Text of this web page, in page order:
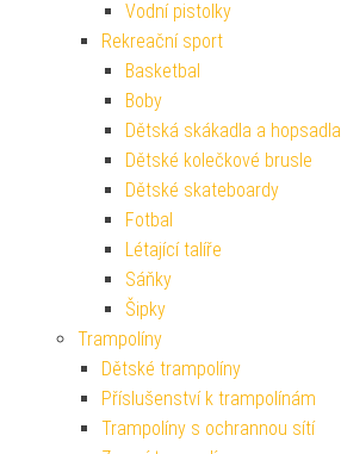
Vodní pistolky
Rekreační sport
Basketbal
Boby
Dětská skákadla a hopsadla
Dětské kolečkové brusle
Dětské skateboardy
Fotbal
Létající talíře
Sáňky
Šipky
Trampolíny
Dětské trampolíny
Příslušenství k trampolínám
Trampolíny s ochrannou sítí